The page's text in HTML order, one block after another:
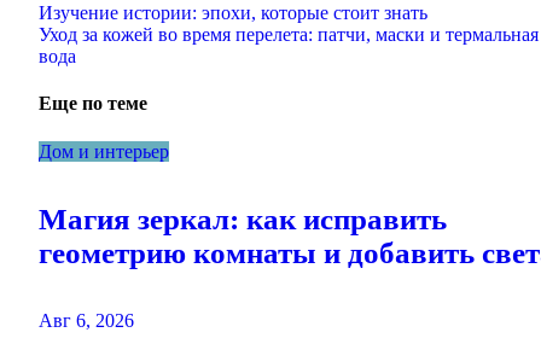
Навигация
по
Изучение истории: эпохи, которые стоит знать
Уход за кожей во время перелета: патчи, маски и термальная
вода
Еще по теме
Дом и интерьер
Магия зеркал: как исправить
геометрию комнаты и добавить
Авг 6, 2026